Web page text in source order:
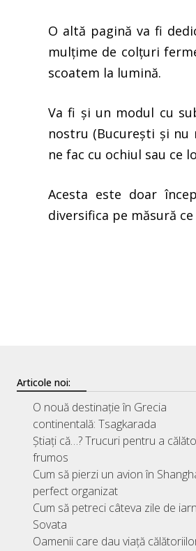
O altă pagină va fi
mulțime de colțuri
scoatem la lumină.
Va fi și un modul cu
nostru (București și nu
ne fac cu ochiul sau
Acesta este doar
diversifica pe măsură
Articole noi:
O nouă destinație în Grecia
continentală: Tsagkarada
Știați că…? Trucuri pentru a
frumos
Cum să pierzi un avion în
perfect organizat
Cum să petreci câteva zile de
Sovata
Oamenii care dau viață